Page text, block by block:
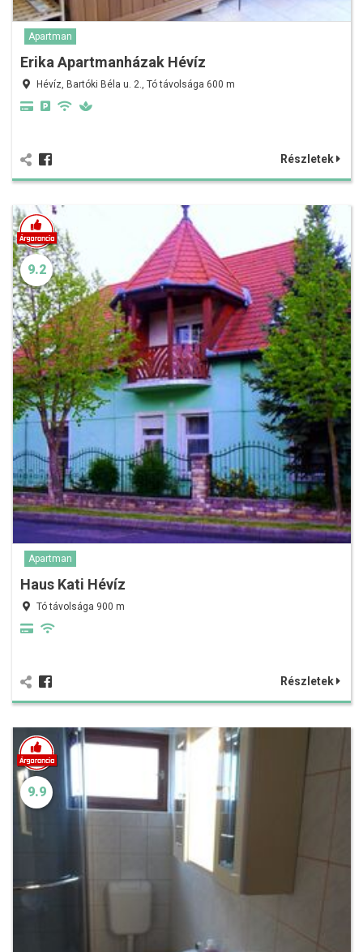
Apartman
Erika Apartmanházak Hévíz
Hévíz, Bartóki Béla u. 2., Tó távolsága 600 m
Részletek
9.2
Apartman
Haus Kati Hévíz
Tó távolsága 900 m
Részletek
9.9